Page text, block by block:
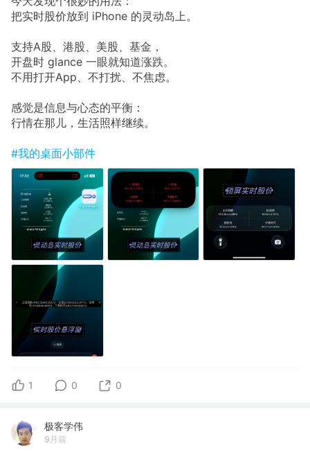
把实时股价放到 iPhone 的灵动岛上。
支持A股、港股、美股、基金，
开盘时 glance 一眼就知道涨跌。
不用打开App、不打扰、不焦虑。
感觉是信息与心态的平衡：
行情在那儿，生活照样继续。
#我的桌面小部件
1 0 0
极客学伟
9月前